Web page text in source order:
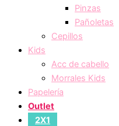
Pinzas
Pañoletas
Cepillos
Kids
Acc de cabello
Morrales Kids
Papelería
Outlet
2X1